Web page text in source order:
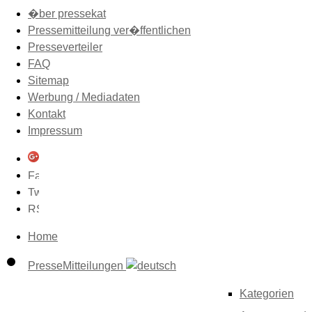
�ber pressekat
Pressemitteilung ver�ffentlichen
Presseverteiler
FAQ
Sitemap
Werbung / Mediadaten
Kontakt
Impressum
Home
PresseMitteilungen
Kategorien